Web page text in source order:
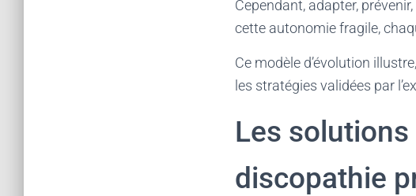
Cependant, adapter,
cette autonomie fragile,
Ce modèle d’évolution
les stratégies validées par
Les
discopathie